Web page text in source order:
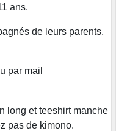
ans.
de leurs parents,
par mail
long et teeshirt manche
pas de kimono.